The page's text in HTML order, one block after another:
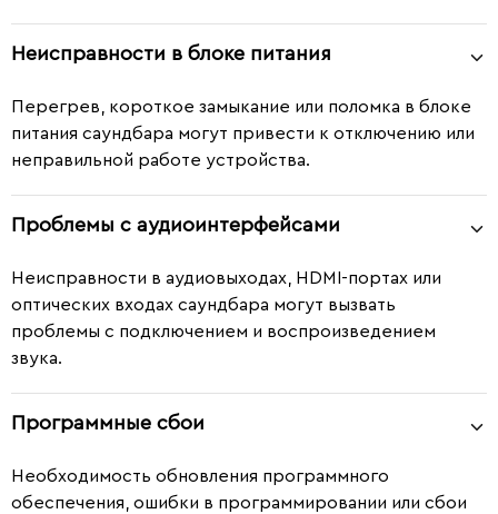
Неисправности в блоке питания
Перегрев, короткое замыкание или поломка в блоке
питания саундбара могут привести к отключению или
неправильной работе устройства.
Проблемы с аудиоинтерфейсами
Неисправности в аудиовыходах, HDMI-портах или
оптических входах саундбара могут вызвать
проблемы с подключением и воспроизведением
звука.
Программные сбои
Необходимость обновления программного
обеспечения, ошибки в программировании или сбои